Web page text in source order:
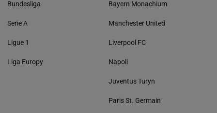
Bundesliga
Serie A
Ligue 1
Liga Europy
Bayern Monachium
Manchester United
Liverpool FC
Napoli
Juventus Turyn
Paris St. Germain